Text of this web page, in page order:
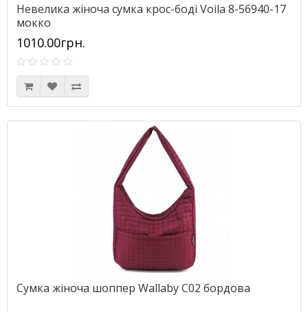
Невелика жіноча сумка крос-боді Voila 8-56940-17
мокко
1010.00грн.
Сумка жіноча шоппер Wallaby С02 бордова